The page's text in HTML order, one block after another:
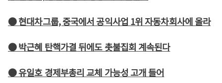
● 현대차그룹, 중국에서 공익사업 1위 자동차회사에 올라
● 박근혜 탄핵가결 뒤에도 촛불집회 계속된다
● 유일호 경제부총리 교체 가능성 고개 들어